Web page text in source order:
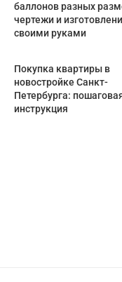
баллонов разных
чертежи и
своими руками
Покупка квартиры в
новостройке Санкт-
Петербурга:
инструкция